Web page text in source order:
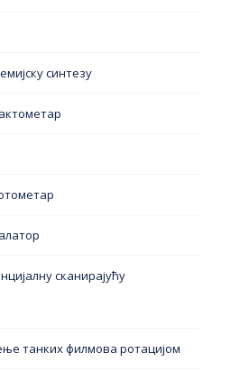
синтезу
сканирајућу
танких филмова ротацијом